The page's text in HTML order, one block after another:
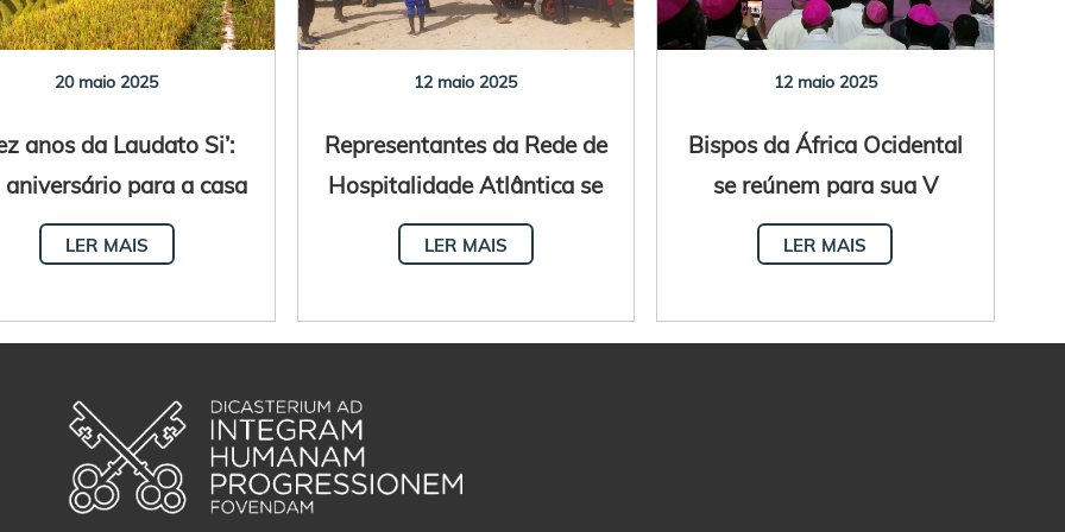
20 maio 2025
anos da Laudato Si’:
para a casa
comum
LER MAIS
12 maio 2025
Representantes da Rede de
Hospitalidade Atlântica se
reúnem no Senegal
LER MAIS
12 maio 2025
Bispos da África Ocidental
se reúnem para sua V
Assembleia Plenária
LER MAIS